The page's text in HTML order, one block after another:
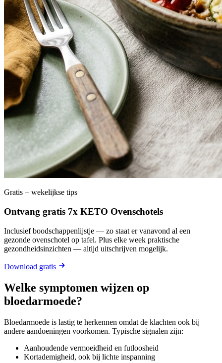
Gratis + wekelijkse tips
Ontvang gratis 7x KETO Ovenschotels
Inclusief boodschappenlijstje — zo staat er vanavond al een
gezonde ovenschotel op tafel. Plus elke week praktische
gezondheidsinzichten — altijd uitschrijven mogelijk.
Download gratis
Welke symptomen wijzen op
bloedarmoede?
Bloedarmoede is lastig te herkennen omdat de klachten ook bij
andere aandoeningen voorkomen. Typische signalen zijn:
Aanhoudende vermoeidheid en futloosheid
Kortademigheid, ook bij lichte inspanning